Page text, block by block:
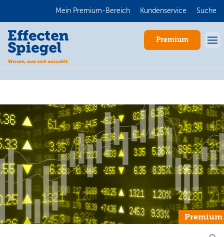
Mein Premium-Bereich Kundenservice Suche
Premium
Premium
Anmelden